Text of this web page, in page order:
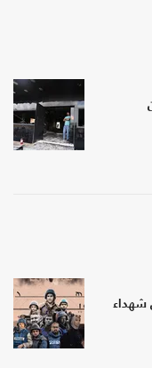
شهداء